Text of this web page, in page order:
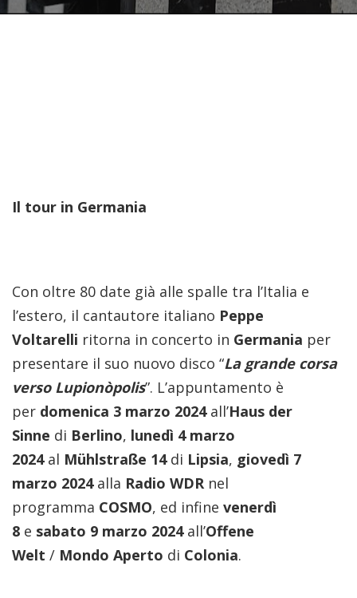
Il tour in Germania
Con oltre 80 date già alle spalle tra l’Italia e
l’estero, il cantautore italiano Peppe
Voltarelli ritorna in concerto in Germania per
presentare il suo nuovo disco “La grande corsa
verso Lupionòpolis”. L’appuntamento è
per domenica 3 marzo 2024 all’Haus der
Sinne di Berlino, lunedì 4 marzo
2024 al Mühlstraße 14 di Lipsia, giovedì 7
marzo 2024 alla Radio WDR nel
programma COSMO, ed infine venerdì
8 e sabato 9 marzo 2024 all’Offene
Welt / Mondo Aperto di Colonia.